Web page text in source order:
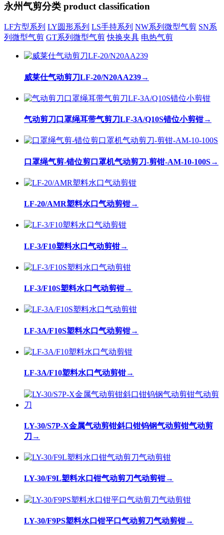
永州气剪分类 product classification
LF方型系列 LY圆形系列 LS手持系列 NW系列微型气剪 SN系
列微型气剪 GT系列微型气剪 快换夹具 电热气剪
威莱仕气动剪刀LF-20/N20AA239→
气动剪刀口罩绳耳带气剪刀LF-3A/Q10S错位小剪钳→
口罩绳气剪-错位剪口罩机气动剪刀-剪钳-AM-10-100S→
LF-20/AMR塑料水口气动剪钳→
LF-3/F10塑料水口气动剪钳→
LF-3/F10S塑料水口气动剪钳→
LF-3A/F10S塑料水口气动剪钳→
LF-3A/F10塑料水口气动剪钳→
LY-30/S7P-X金属气动剪钳斜口钳钨钢气动剪钳气动剪
刀 →
LY-30/F9L塑料水口钳气动剪刀气动剪钳→
LY-30/F9PS塑料水口钳平口气动剪刀气动剪钳→